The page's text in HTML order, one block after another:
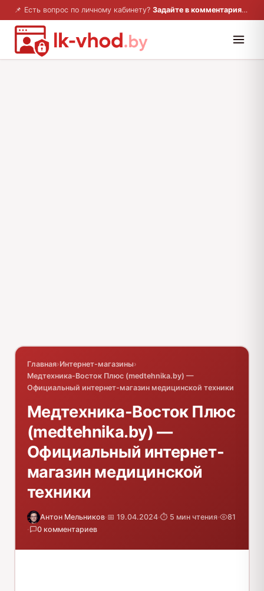
📌 Есть вопрос по личному кабинету? Задайте в комментариях — ответим!
Главная›Интернет-магазины›
Медтехника-Восток Плюс (medtehnika.by) —
Официальный интернет-магазин медицинской техники
Медтехника-Восток Плюс
(medtehnika.by) —
Официальный интернет-
магазин медицинской
техники
Антон Мельников·📅 19.04.2024·⏱️ 5 мин чтения·
81
·
0 комментариев